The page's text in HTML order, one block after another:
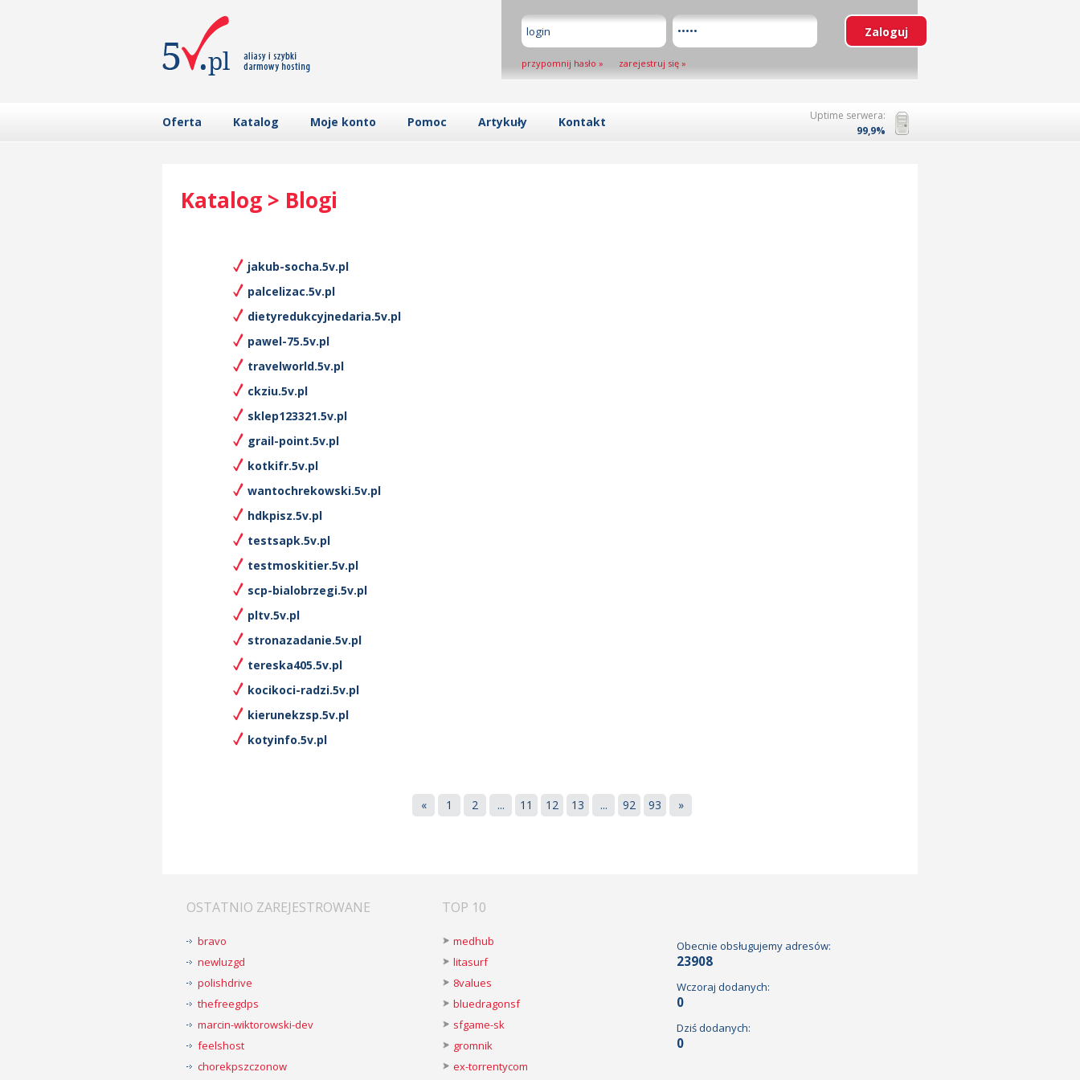
przypomnij hasło » zarejestruj się »
Oferta Katalog Moje konto Pomoc Artykuły Kontakt
Uptime serwera:
99,9%
Katalog > Blogi
jakub-socha.5v.pl
palcelizac.5v.pl
dietyredukcyjnedaria.5v.pl
pawel-75.5v.pl
travelworld.5v.pl
ckziu.5v.pl
sklep123321.5v.pl
grail-point.5v.pl
kotkifr.5v.pl
wantochrekowski.5v.pl
hdkpisz.5v.pl
testsapk.5v.pl
testmoskitier.5v.pl
scp-bialobrzegi.5v.pl
pltv.5v.pl
stronazadanie.5v.pl
tereska405.5v.pl
kocikoci-radzi.5v.pl
kierunekzsp.5v.pl
kotyinfo.5v.pl
« 1 2 ... 11 12 13 ... 92 93 »
OSTATNIO ZAREJESTROWANE
bravo
newluzgd
polishdrive
thefreegdps
marcin-wiktorowski-dev
feelshost
chorekpszczonow
TOP 10
medhub
litasurf
8values
bluedragonsf
sfgame-sk
gromnik
ex-torrentycom
Obecnie obsługujemy adresów:
23908
Wczoraj dodanych:
0
Dziś dodanych:
0